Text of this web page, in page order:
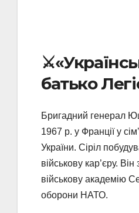
батько
Бригадний генерал
1967 р. у Франції у
України. Сіріл
військову кар’єру.
військову академію
оборони НАТО.